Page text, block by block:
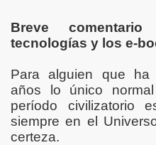
Breve
tecnologías y los e-
Para alguien que ha
años lo único
período civilizatorio
siempre en el
certeza.